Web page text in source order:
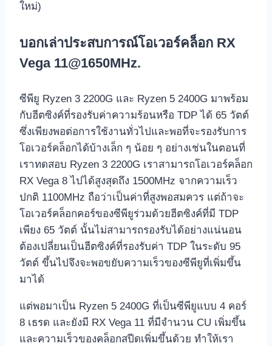
ใหม่)
บอกเล่าประสบการณ์โอเวอร์คล็อก RX
Vega 11@1650MHz.
ซีพียู Ryzen 3 2200G และ Ryzen 5 2400G มาพร้อม
กับฮีตซิงค์ที่รองรับค่าความร้อนหรือ TDP ได้ 65 วัตต์
ซึ่งเพียงพอต่อการใช้งานทั่วไปและพอที่จะรองรับการ
โอเวอร์คล็อกได้บ้างเล็ก ๆ น้อย ๆ อย่างเช่นในตอนที่
เราทดสอบ Ryzen 3 2200G เราสามารถโอเวอร์คล็อก
RX Vega 8 ไปได้สูงสุดถึง 1500MHz จากความเร็ว
ปกติ 1100MHz ถือว่าเป็นค่าที่สูงพอสมควร แต่ถ้าจะ
โอเวอร์คล็อกคอร์ของซีพียูร่วมด้วยฮีตซิงค์ที่มี TDP
เพียง 65 วัตต์ นั้นไม่สามารถรองรับได้อย่างแน่นอน
ต้องเปลี่ยนเป็นฮีตซิงค์ที่รองรับค่า TDP ในระดับ 95
วัตต์ ขึ้นไปจึงจะพอขยับความเร็วของซีพียูที่เพิ่มขึ้น
มาได้
แต่พอมาเป็น Ryzen 5 2400G ที่เป็นซีพียูแบบ 4 คอร์
8 เธรด และยังมี RX Vega 11 ที่มีจำนวน CU เพิ่มขึ้น
และความเร็วของคล็อกสปีดเพิ่มขึ้นด้วย ทำให้เรา